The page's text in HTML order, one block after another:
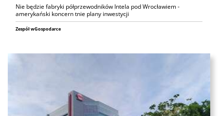
Nie będzie fabryki półprzewodników Intela pod Wrocławiem -
amerykański koncern tnie plany inwestycji
Zespół wGospodarce